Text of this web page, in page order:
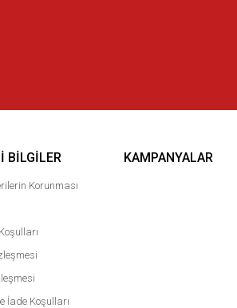
BILGILER
Korunması
İade Koşulları
KAMPANYALAR